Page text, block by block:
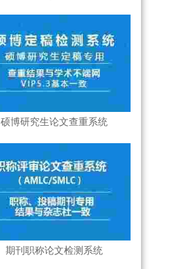
硕博研究生论文查重系统
期刊职称论文检测系统